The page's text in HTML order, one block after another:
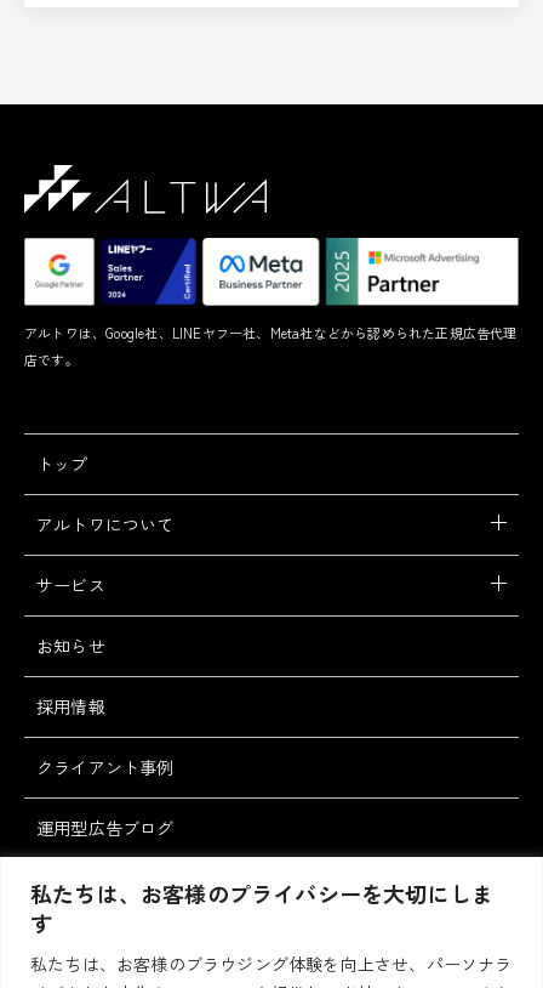
私たちは、お客様のプライバシーを大切にしま
す
私たちは、お客様のブラウジング体験を向上させ、パーソナラ
アルトワは、Google社、LINEヤフー社、Meta社などから認められた正規広告代理
店です。
トップ
アルトワについて
サービス
お知らせ
採用情報
クライアント事例
運用型広告ブログ
スタッフブログ
お問い合わせ・ご